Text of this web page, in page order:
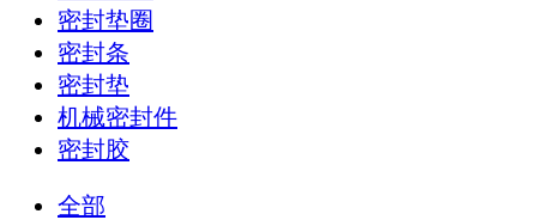
密封垫圈
密封条
密封垫
机械密封件
密封胶
全部